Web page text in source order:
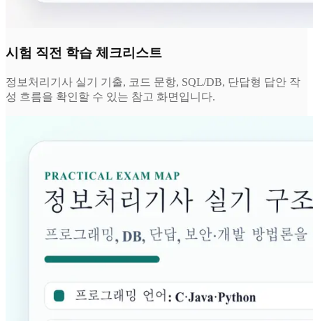
시험 직전 학습 체크리스트
정보처리기사 실기 기출, 코드 문항, SQL/DB, 단답형 답안 작
성 흐름을 확인할 수 있는 참고 화면입니다.